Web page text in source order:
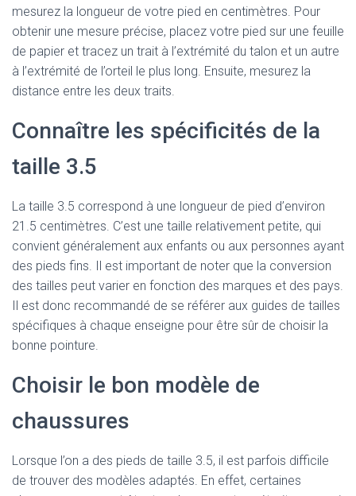
mesurez la longueur de votre pied en centimètres. Pour
obtenir une mesure précise, placez votre pied sur une feuille
de papier et tracez un trait à l’extrémité du talon et un autre
à l’extrémité de l’orteil le plus long. Ensuite, mesurez la
distance entre les deux traits.
Connaître les spécificités de la
taille 3.5
La taille 3.5 correspond à une longueur de pied d’environ
21.5 centimètres. C’est une taille relativement petite, qui
convient généralement aux enfants ou aux personnes ayant
des pieds fins. Il est important de noter que la conversion
des tailles peut varier en fonction des marques et des pays.
Il est donc recommandé de se référer aux guides de tailles
spécifiques à chaque enseigne pour être sûr de choisir la
bonne pointure.
Choisir le bon modèle de
chaussures
Lorsque l’on a des pieds de taille 3.5, il est parfois difficile
de trouver des modèles adaptés. En effet, certaines